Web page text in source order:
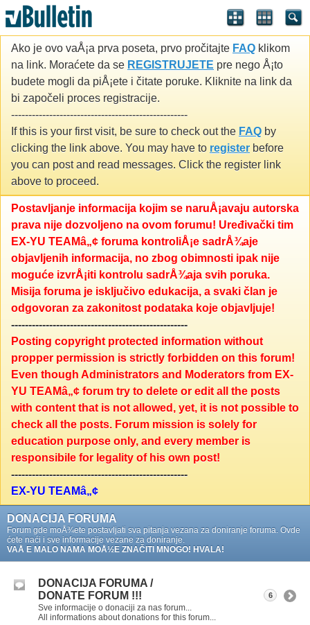
Ako je ovo vaÅ¡a prva poseta, prvo pročitajte FAQ klikom
na link. Moraćete da se REGISTRUJETE pre nego Å¡to
budete mogli da piÅ¡ete i čitate poruke. Kliknite na link da
bi započeli proces registracije.
---------------------------------------------------
If this is your first visit, be sure to check out the FAQ by
clicking the link above. You may have to register before
you can post and read messages. Click the register link
above to proceed.
Postavljanje informacija kojim se naruÅ¡avaju autorska
prava nije dozvoljeno na ovom forumu! Uređivački tim
EX-YU TEAMâ„¢ foruma kontroliÅ¡e sadrÅ¾aje
objavljenih informacija, no zbog obimnosti ipak nije
moguće izvrÅ¡iti kontrolu sadrÅ¾aja svih poruka.
Misija foruma je isključivo edukacija, a svaki član je
odgovoran za zakonitost podataka koje objavljuje!
---------------------------------------------------
Posting copyright protected information without
propper permission is strictly forbidden on this forum!
Even though Administrators and Moderators from EX-
YU TEAMâ„¢ forum try to delete or edit all the posts
with content that is not allowed, yet, it is not possible to
check all the posts. Forum mission is solely for
education purpose only, and every member is
responsibile for legality of his own post!
---------------------------------------------------
EX-YU TEAMâ„¢
DONACIJA FORUMA
Forum gde moÅ¾ete postavljati sva pitanja vezana za doniranje foruma. Ovde
ćete naći i sve informacije vezane za doniranje.
VAÅ E MALO NAMA MOÅ½E ZNAČITI MNOGO! HVALA!
DONACIJA FORUMA /
DONATE FORUM !!!
Sve informacije o donaciji za nas forum...
All informations about donations for this forum...
6